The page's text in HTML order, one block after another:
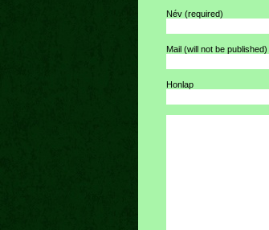
Név (required)
Mail (will not be published)
Honlap